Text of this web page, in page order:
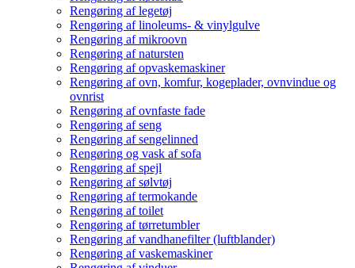
Rengøring af legetøj
Rengøring af linoleums- & vinylgulve
Rengøring af mikroovn
Rengøring af natursten
Rengøring af opvaskemaskiner
Rengøring af ovn, komfur, kogeplader, ovnvindue og
ovnrist
Rengøring af ovnfaste fade
Rengøring af seng
Rengøring af sengelinned
Rengøring og vask af sofa
Rengøring af spejl
Rengøring af sølvtøj
Rengøring af termokande
Rengøring af toilet
Rengøring af tørretumbler
Rengøring af vandhanefilter (luftblander)
Rengøring af vaskemaskiner